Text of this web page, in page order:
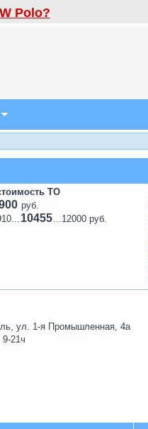
Polo?
ТО
руб.
10455...12000 руб.
ул. 1-я Промышленная, 4а
21ч